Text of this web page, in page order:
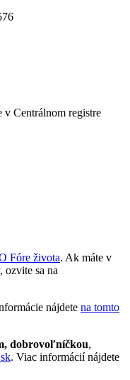
Centrálnom registre
Fóre života. Ak máte v
ozvite sa na
nájdete na tomto
dobrovoľníčkou,
. Viac informácií nájdete